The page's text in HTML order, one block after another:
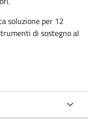
soluzione per 12
di sostegno al